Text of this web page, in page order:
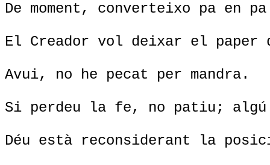
De moment, converteixo pa en
El Creador vol deixar el paper
Avui, no he pecat per mandra.
Si perdeu la fe, no patiu;
Déu està reconsiderant la